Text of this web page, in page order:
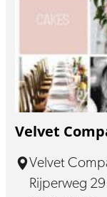
Velvet
Velvet
Rijperweg 29